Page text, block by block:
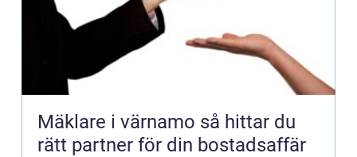
Mäklare i värnamo så hittar du
rätt partner för din bostadsaffär